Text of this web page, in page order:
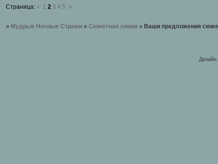
Страница: « 1 2 3 4 5 »
» Мудрые Ночные Стражи » Сюжетная линия » Ваши предложения